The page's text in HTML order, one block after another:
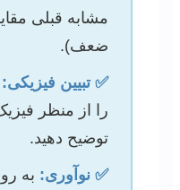
مشابه قبلی
ضعف).
✅ تبیین فیزیکی:
را از منظر
توضیح دهید.
✅ نوآوری: به